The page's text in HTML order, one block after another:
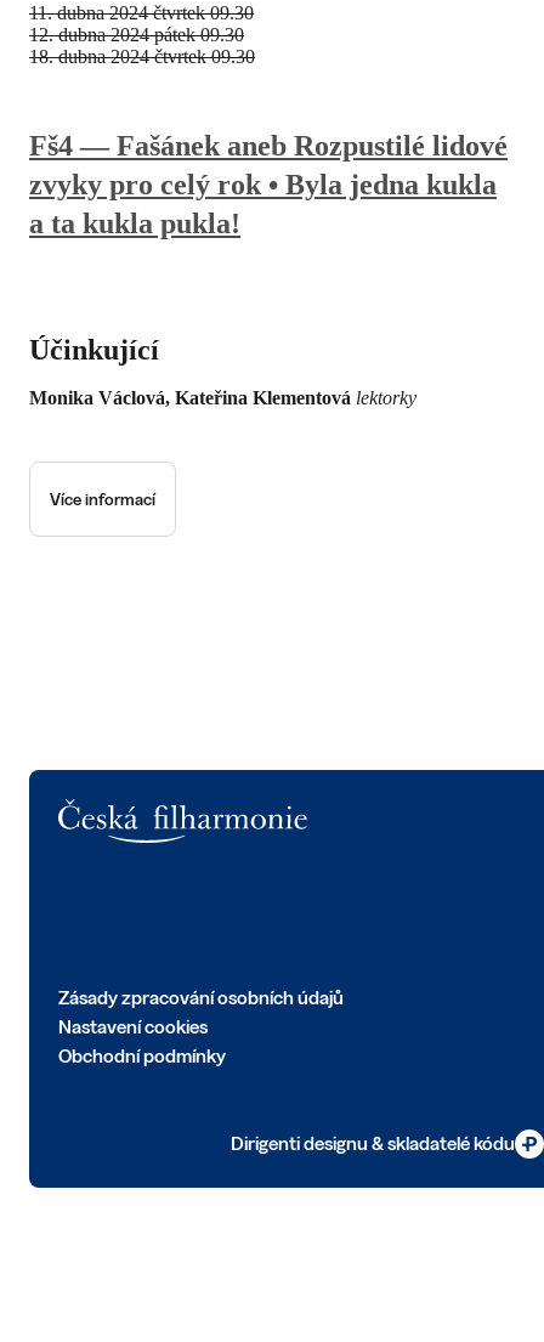
Fš4 — Fašánek aneb Rozpustilé lidové
zvyky pro celý rok • Byla jedna kukla
a ta kukla pukla!
Účinkující
Monika Václová, Kateřina Klementová lektorky
11. dubna 2024 čtvrtek 09.30
12. dubna 2024 pátek 09.30
18. dubna 2024 čtvrtek 09.30
Více informací
Zásady zpracování osobních údajů
Nastavení cookies
Obchodní podmínky
Dirigenti designu & skladatelé kódu